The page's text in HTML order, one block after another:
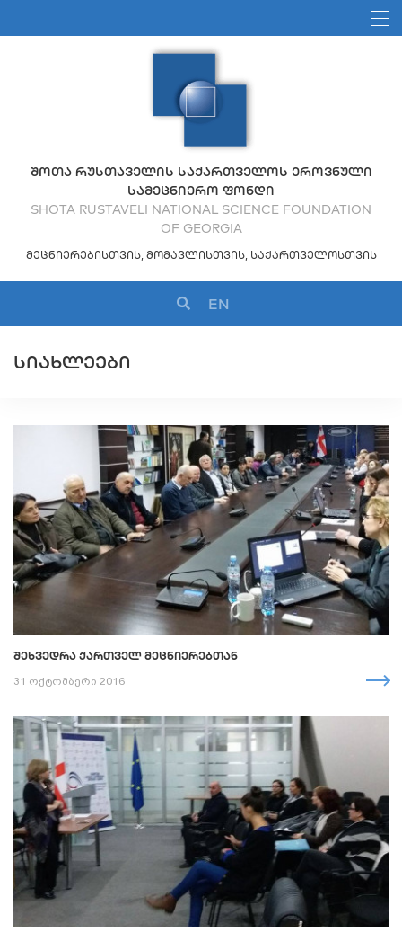
ᲨᲝᲗᲐ ᲠᲣᲡᲗᲐᲕᲔᲚᲘᲡ ᲡᲐᲥᲐᲠᲗᲕᲔᲚᲝᲡ ᲔᲠᲝᲕᲜᲣᲚᲘ
ᲡᲐᲛᲔᲪᲜᲘᲔᲠᲝ ᲤᲝᲜᲓᲘ
SHOTA RUSTAVELI NATIONAL SCIENCE FOUNDATION
OF GEORGIA
ᲛᲔᲪᲜᲘᲔᲠᲔᲑᲘᲡᲗᲕᲘᲡ, ᲛᲝᲛᲐᲕᲚᲘᲡᲗᲕᲘᲡ, ᲡᲐᲥᲐᲠᲗᲕᲔᲚᲝᲡᲗᲕᲘᲡ
EN
ᲡᲘᲐᲮᲚᲔᲔᲑᲘ
ᲨᲔᲮᲕᲔᲓᲠᲐ ᲥᲐᲠᲗᲕᲔᲚ ᲛᲔᲪᲜᲘᲔᲠᲔᲑᲗᲐᲜ
31 ოქტომბერი 2016